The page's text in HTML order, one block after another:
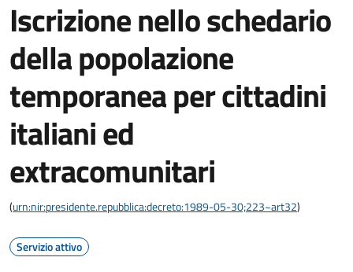
Iscrizione nello schedario
della popolazione
temporanea per cittadini
italiani ed
extracomunitari
(urn:nir:presidente.repubblica:decreto:1989-05-30;223~art32)
Servizio attivo